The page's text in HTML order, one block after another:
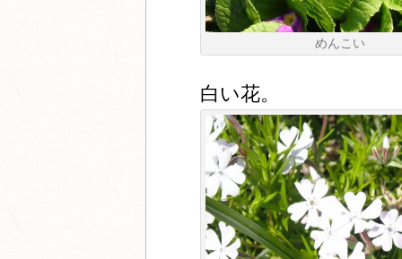
めんこい
白い花。